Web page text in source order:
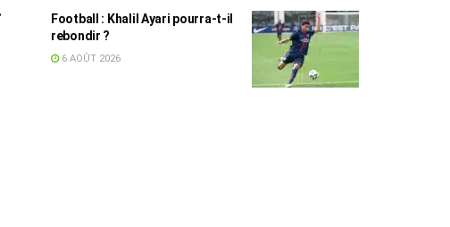
Football : Khalil Ayari pourra-t-il
rebondir ?
6 AOÛT 2026